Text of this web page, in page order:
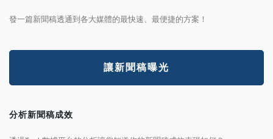
發一篇新聞稿透通到各大媒體的最快速、最便捷的方案！
讓新聞稿曝光
分析新聞稿成效